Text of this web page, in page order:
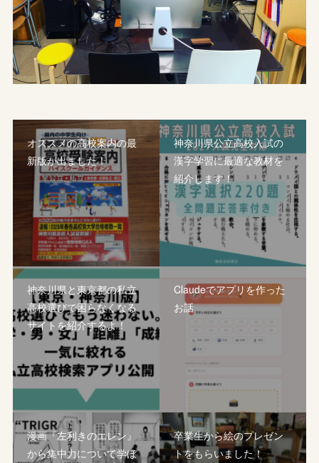
オススメの高校案内の最
新版が出ました！
神奈川県公立高校入試の
漢字学習に最適な教材を
紹介します！
神奈川県と東京都の私立
高校選びで困らなくなる
サイトを紹介するよ！
Claudeでアプリを作った
お話
漫画『左利きのエレン』
から集中力について学ぼ
卒業生から絵のプレゼン
トをもらいました！